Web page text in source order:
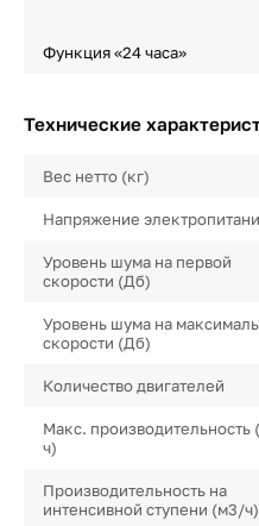
Функция «24 часа»
Технические
Вес нетто (кг)
Напряжение
Уровень шума на первой
скорости (Дб)
Уровень шума на
скорости (Дб)
Количество двигателей
Макс. производительность
ч)
Производительность на
интенсивной ступени (м3/ч)